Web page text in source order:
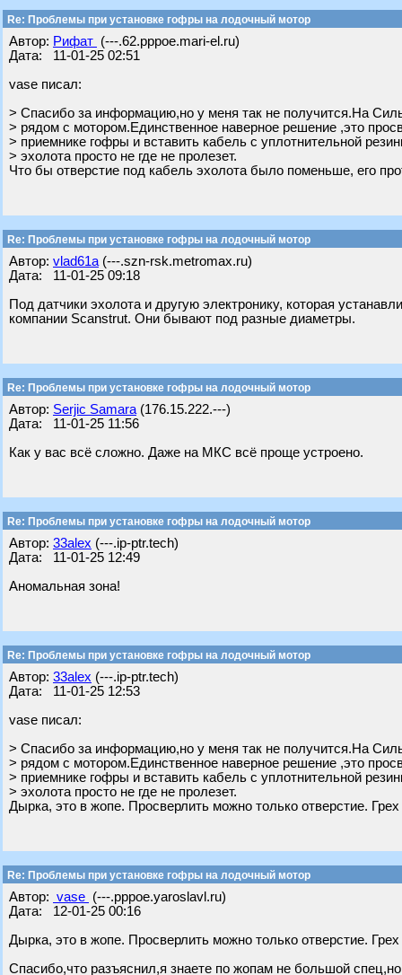
Re: Проблемы при установке гофры на лодочный мотор
Автор: Рифат (---.62.pppoe.mari-el.ru)
Дата: 11-01-25 02:51
vase писал:
> Спасибо за информацию,но у меня так не получится.На
> рядом с мотором.Единственное наверное решение ,это
> приемнике гофры и вставить кабель с уплотнительной
> эхолота просто не где не пролезет.
Что бы отверстие под кабель эхолота было поменьше, его
Re: Проблемы при установке гофры на лодочный мотор
Автор: vlad61a (---.szn-rsk.metromax.ru)
Дата: 11-01-25 09:18
Под датчики эхолота и другую электронику, которая
компании Scanstrut. Они бывают под разные диаметры.
Re: Проблемы при установке гофры на лодочный мотор
Автор: Serjic Samara (176.15.222.---)
Дата: 11-01-25 11:56
Как у вас всё сложно. Даже на МКС всё проще устроено.
Re: Проблемы при установке гофры на лодочный мотор
Автор: 33alex (---.ip-ptr.tech)
Дата: 11-01-25 12:49
Аномальная зона!
Re: Проблемы при установке гофры на лодочный мотор
Автор: 33alex (---.ip-ptr.tech)
Дата: 11-01-25 12:53
vase писал:
> Спасибо за информацию,но у меня так не получится.На
> рядом с мотором.Единственное наверное решение ,это
> приемнике гофры и вставить кабель с уплотнительной
> эхолота просто не где не пролезет.
Дырка, это в жопе. Просверлить можно только отверстие. Грех
Re: Проблемы при установке гофры на лодочный мотор
Автор: vase (---.pppoe.yaroslavl.ru)
Дата: 12-01-25 00:16
Дырка, это в жопе. Просверлить можно только отверстие. Грех
Спасибо,что разъяснил,я знаете по жопам не большой